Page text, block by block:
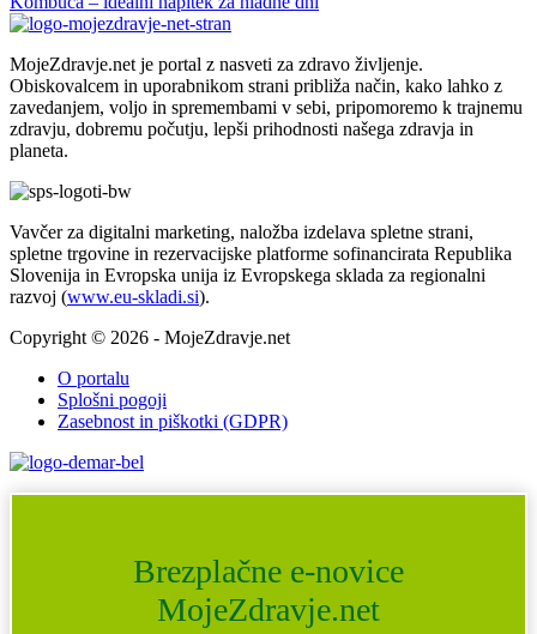
MojeZdravje.net je portal z nasveti za zdravo življenje.
Obiskovalcem in uporabnikom strani približa način, kako lahko z
zavedanjem, voljo in spremembami v sebi, pripomoremo k trajnemu
zdravju, dobremu počutju, lepši prihodnosti našega zdravja in
planeta.
Vavčer za digitalni marketing, naložba izdelava spletne strani,
spletne trgovine in rezervacijske platforme sofinancirata Republika
Slovenija in Evropska unija iz Evropskega sklada za regionalni
razvoj (www.eu-skladi.si).
Copyright © 2026 - MojeZdravje.net
O portalu
Splošni pogoji
Zasebnost in piškotki (GDPR)
Brezplačne e-novice
MojeZdravje.net